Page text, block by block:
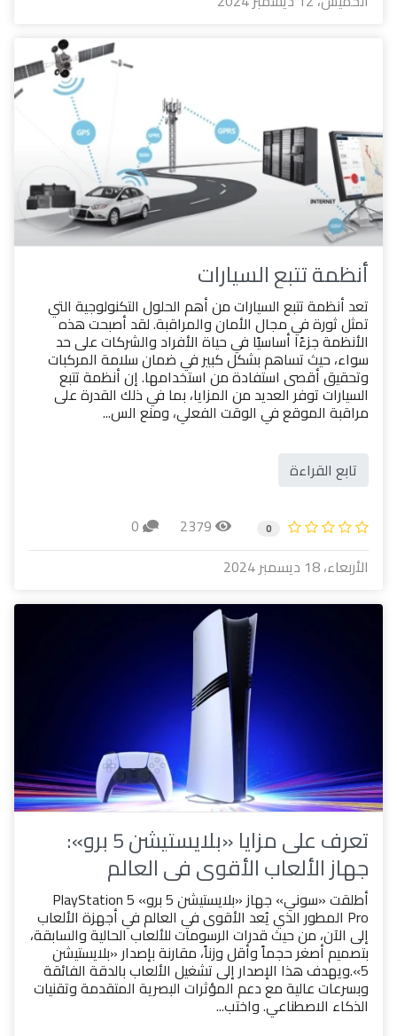
أنظمة تتبع السيارات
تعد أنظمة تتبع السيارات من أهم الحلول التكنولوجية التي
تمثل ثورة في مجال الأمان والمراقبة. لقد أصبحت هذه
الأنظمة جزءًا أساسيًا في حياة الأفراد والشركات على حد
سواء، حيث تساهم بشكل كبير في ضمان سلامة المركبات
وتحقيق أقصى استفادة من استخدامها. إن أنظمة تتبع
السيارات توفر العديد من المزايا، بما في ذلك القدرة على
مراقبة الموقع في الوقت الفعلي، ومنع الس...
تابع القراءة
0
الأربعاء، 18 ديسمبر 2024
تعرف على مزايا «بلايستيشن 5 برو»:
جهاز الألعاب الأقوى في العالم
أطلقت «سوني» جهاز «بلايستيشن 5 برو» PlayStation 5
Pro المطور الذي يُعد الأقوى في العالم في أجهزة الألعاب
إلى الآن، من حيث قدرات الرسومات للألعاب الحالية والسابقة،
بتصميم أصغر حجماً وأقل وزناً، مقارنة بإصدار «بلايستيشن
5».ويهدف هذا الإصدار إلى تشغيل الألعاب بالدقة الفائقة
وبسرعات عالية مع دعم المؤثرات البصرية المتقدمة وتقنيات
الذكاء الاصطناعي. واختب...